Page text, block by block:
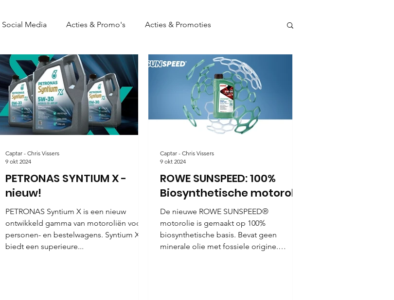
Social Media Acties & Promo's Acties & Promoties
PETRONAS SYNTIUM X -
nieuw!
PETRONAS Syntium X is een nieuw
ontwikkeld gamma van motoroliën voor
personen- en bestelwagens. Syntium X
biedt een superieure...
Captar - Chris Vissers
9 okt 2024
ROWE SUNSPEED: 100%
Biosynthetische motorolie
De nieuwe ROWE SUNSPEED®
motorolie is gemaakt op 100%
biosynthetische basis. Bevat geen
minerale olie met fossiele origine.
Captar - Chris Vissers
9 okt 2024